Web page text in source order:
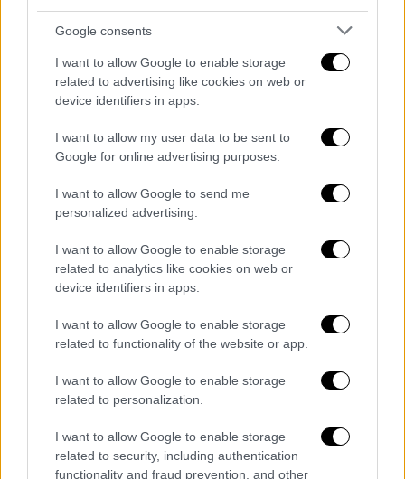
Google consents
I want to allow Google to enable storage
related to advertising like cookies on web or
device identifiers in apps.
I want to allow my user data to be sent to
Google for online advertising purposes.
I want to allow Google to send me
personalized advertising.
I want to allow Google to enable storage
related to analytics like cookies on web or
device identifiers in apps.
I want to allow Google to enable storage
related to functionality of the website or app.
I want to allow Google to enable storage
related to personalization.
I want to allow Google to enable storage
related to security, including authentication
functionality and fraud prevention, and other